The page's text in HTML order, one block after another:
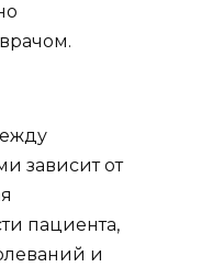
зависит от
пациента,
и